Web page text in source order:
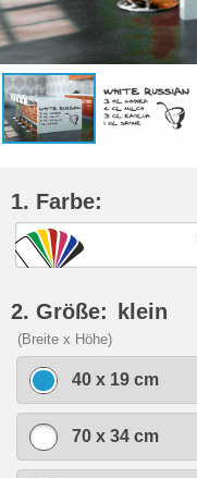
1. Farbe:
2. Größe: klein
(Breite x Höhe)
40 x 19 cm
70 x 34 cm